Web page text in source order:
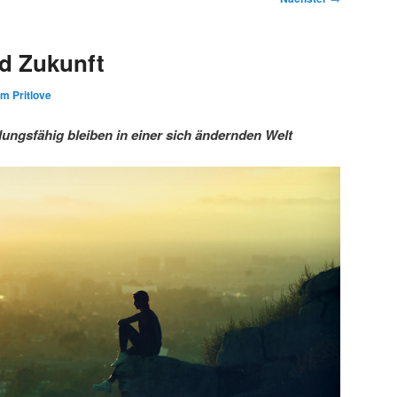
Zukunft
Pritlove
bleiben in einer sich ändernden Welt